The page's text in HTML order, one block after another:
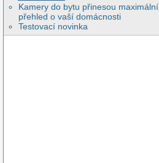
Kamery do bytu přinesou maximální
přehled o vaší domácnosti
Testovací novinka